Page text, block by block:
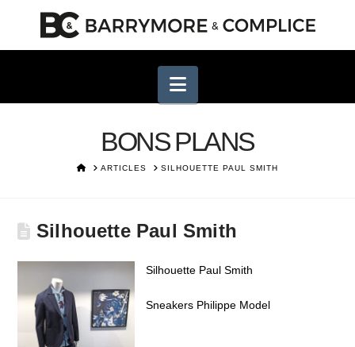
Navigation
BONS PLANS
HOMEARTICLES SILHOUETTE PAUL SMITH
Silhouette Paul Smith
Silhouette Paul Smith
Sneakers Philippe Model